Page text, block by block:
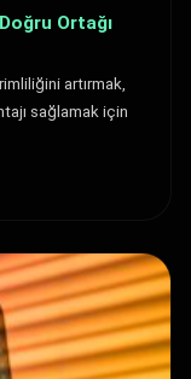
Ortağı
artırmak,
sağlamak için